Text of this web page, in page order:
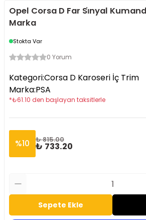
Opel Corsa D Far Si̇nyal
Marka
Stokta Var
0 Yorum
Kategori:Corsa D Karoseri İç Trim
Marka:PSA
*₺61.10 den başlayan taksitlerle
%10 ₺ 815.00
₺ 733.20
Sepete Ekle